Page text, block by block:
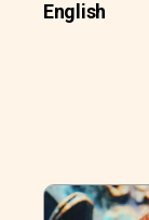
English